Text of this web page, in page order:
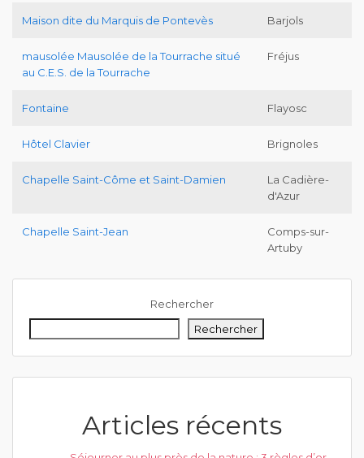
Maison dite du Marquis de Pontevès Barjols
mausolée Mausolée de la Tourrache situé
au C.E.S. de la Tourrache
Fréjus
Fontaine Flayosc
Hôtel Clavier Brignoles
Chapelle Saint-Côme et Saint-Damien
La Cadière-
d'Azur
Chapelle Saint-Jean
Comps-sur-
Artuby
Rechercher
Rechercher
Articles récents